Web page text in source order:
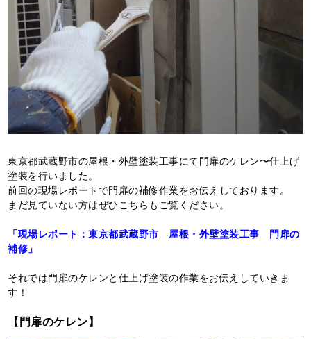
東京都武蔵野市の屋根・外壁塗装工事にて門扉のケレン〜仕上げ
塗装を行いました。
前回の現場レポートで門扉の補修作業をお伝えしております。
まだ見ていない方はぜひこちらもご覧ください。
「現場レポート：東京都武蔵野市 屋根・外壁塗装工事 門扉の
補修」
それでは門扉のケレンと仕上げ塗装の作業をお伝えしていきま
す！
【門扉のケレン】